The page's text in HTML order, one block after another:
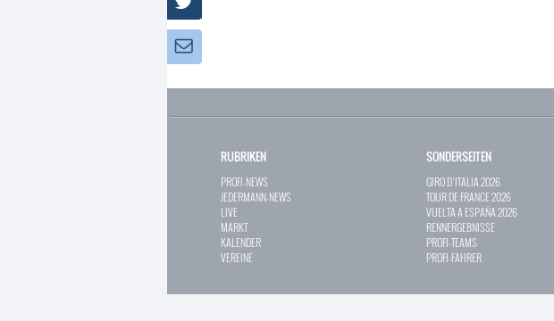
RUBRIKEN
PROFI-NEWS
JEDERMANN-NEWS
LIVE
MARKT
KALENDER
VEREINE
SONDERSEITEN
GIRO D`ITALIA 2026
TOUR DE FRANCE 2026
VUELTA A ESPAÑA 2026
RENNERGEBNISSE
PROFI-TEAMS
PROFI-FAHRER